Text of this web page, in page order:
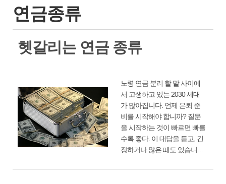
연금종류
헷갈리는 연금 종류
노령 연금 분리 할 말 사이에
서 고생하고 있는 2030 세대
가 많아집니다. 언제 은퇴 준
비를 시작해야 합니까? 질문
을 시작하는 것이 빠르면 빠를
수록 좋다. 이 대답을 듣고, 긴
장하거나 많은 때도 있습니다.
는 사용자가 많으면 한꺼번에